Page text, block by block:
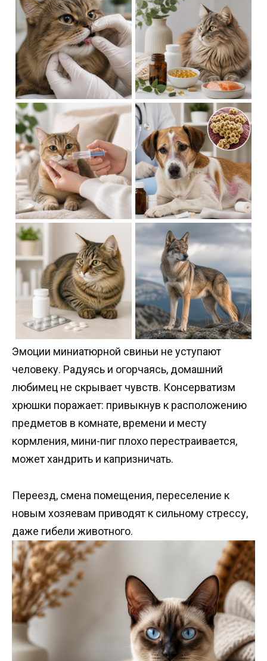
Эмоции миниатюрной свиньи не уступают
человеку. Радуясь и огорчаясь, домашний
любимец не скрывает чувств. Консерватизм
хрюшки поражает: привыкнув к расположению
предметов в комнате, времени и месту
кормления, мини-пиг плохо перестраивается,
может хандрить и капризничать.
Переезд, смена помещения, переселение к
новым хозяевам приводят к сильному стрессу,
даже гибели животного.